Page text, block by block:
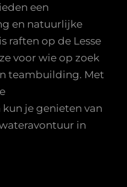
een
en natuurlijke
raften op de Lesse
voor wie op zoek
teambuilding. Met
je genieten van
in